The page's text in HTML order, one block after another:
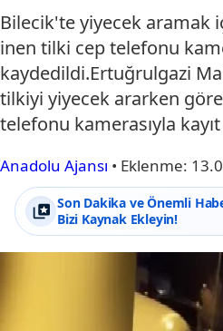
Bilecik'te yiyecek aramak
inen tilki cep telefonu
kaydedildi.Ertuğrulgazi
tilkiyi yiyecek ararken
telefonu kamerasıyla kayıt
Anadolu Ajansı • Eklenme:
Son Dakika ve Önemli
Bizi Kaynak Ekleyin!